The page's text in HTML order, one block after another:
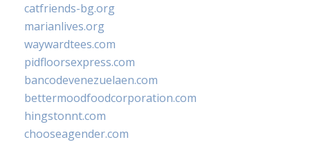
catfriends-bg.org
marianlives.org
waywardtees.com
pidfloorsexpress.com
bancodevenezuelaen.com
bettermoodfoodcorporation.com
hingstonnt.com
chooseagender.com